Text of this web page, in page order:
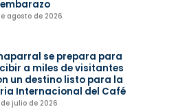
agosto de 2026
se prepara para
a miles de visitantes
un destino listo para la
Internacional del Café
julio de 2026